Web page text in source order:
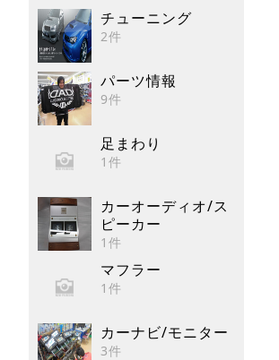
チューニング
2件
パーツ情報
9件
足まわり
1件
カーオーディオ/ス
ピーカー
1件
マフラー
1件
カーナビ/モニター
3件